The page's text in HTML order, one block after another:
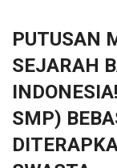
PUTUSAN
SEJARAH
SMP)